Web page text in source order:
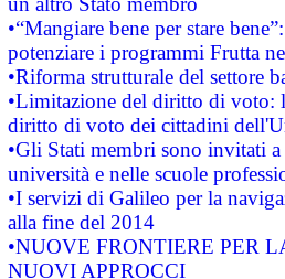
•“Mangiare bene per stare
potenziare i programmi Frutta
•Riforma strutturale del settore
•Limitazione del diritto di voto:
diritto di voto dei cittadini
•Gli Stati membri sono invitati
università e nelle scuole
•I servizi di Galileo per la
alla fine del 2014
•NUOVE FRONTIERE PER
NUOVI APPROCCI